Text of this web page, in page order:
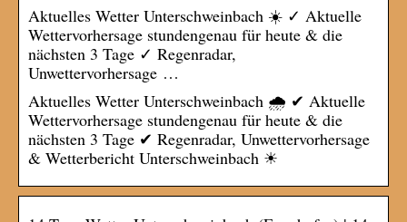
Aktuelles Wetter Unterschweinbach ☀️ ✓ Aktuelle
Wettervorhersage stundengenau für heute & die
nächsten 3 Tage ✓ Regenradar,
Unwettervorhersage …
Aktuelles Wetter Unterschweinbach 🌧️ ✔ Aktuelle
Wettervorhersage stundengenau für heute & die
nächsten 3 Tage ✔ Regenradar, Unwettervorhersage
& Wetterbericht Unterschweinbach ☀